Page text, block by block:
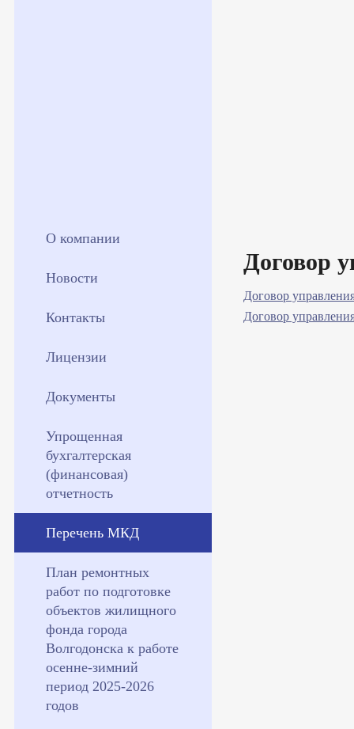
О компании
Новости
Контакты
Лицензии
Документы
Упрощенная
бухгалтерская
(финансовая)
отчетность
Перечень МКД
План ремонтных
работ по подготовке
объектов жилищного
фонда города
Волгодонска к работе
осенне-зимний
период 2025-2026
годов
Договор
Договор
Договор